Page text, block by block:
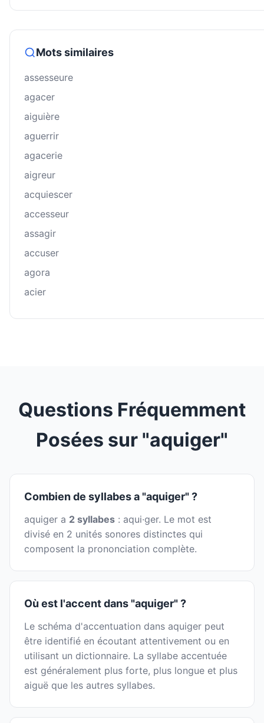
Mots similaires
assesseure
agacer
aiguière
aguerrir
agacerie
aigreur
acquiescer
accesseur
assagir
accuser
agora
acier
Questions Fréquemment
Posées sur "aquiger"
Combien de syllabes a "aquiger" ?
aquiger a 2 syllabes : aqui·ger. Le mot est
divisé en 2 unités sonores distinctes qui
composent la prononciation complète.
Où est l'accent dans "aquiger" ?
Le schéma d'accentuation dans aquiger peut
être identifié en écoutant attentivement ou en
utilisant un dictionnaire. La syllabe accentuée
est généralement plus forte, plus longue et plus
aiguë que les autres syllabes.